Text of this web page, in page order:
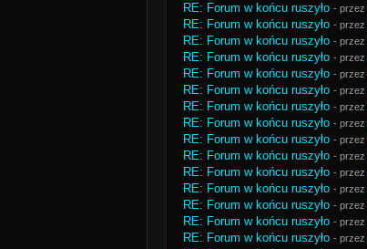
RE: Forum w końcu ruszyło - przez
RE: Forum w końcu ruszyło - przez
RE: Forum w końcu ruszyło - przez
RE: Forum w końcu ruszyło - przez
RE: Forum w końcu ruszyło - przez
RE: Forum w końcu ruszyło - przez
RE: Forum w końcu ruszyło - przez
RE: Forum w końcu ruszyło - przez
RE: Forum w końcu ruszyło - przez
RE: Forum w końcu ruszyło - przez
RE: Forum w końcu ruszyło - przez
RE: Forum w końcu ruszyło - przez
RE: Forum w końcu ruszyło - przez
RE: Forum w końcu ruszyło - przez
RE: Forum w końcu ruszyło - przez